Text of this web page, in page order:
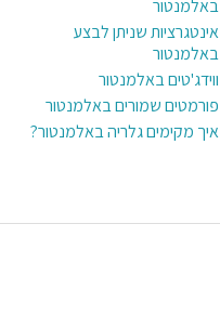
באלמנטור
אינטגרציות שניתן לבצע
באלמנטור
ווידג'טים באלמנטור
פורמטים שמורים באלמנטור
איך מקימים גלריה באלמנטור?